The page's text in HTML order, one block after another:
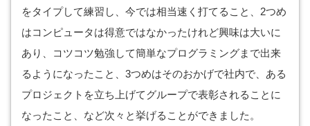
をタイプして練習し、今では相当速く打てること、2つめ
はコンピュータは得意ではなかったけれど興味は大いに
あり、コツコツ勉強して簡単なプログラミングまで出来
るようになったこと、3つめはそのおかげで社内で、ある
プロジェクトを立ち上げてグループで表彰されることに
なったこと、など次々と挙げることができました。